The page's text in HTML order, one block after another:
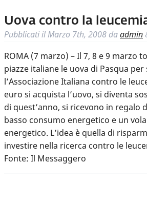
Uova contro la
Pubblicati ilMarzo 7th, 2008 daadmin
ROMA (7 marzo) – Il 7, 8 e 9 marzo
piazze italiane le uova di Pasqua
l’Associazione Italiana contro le
euro si acquista l’uovo, si diventa
di quest’anno, si ricevono in regalo
basso consumo energetico e un
energetico. L’idea è quella di
investire nella ricerca contro le
Fonte: Il Messaggero